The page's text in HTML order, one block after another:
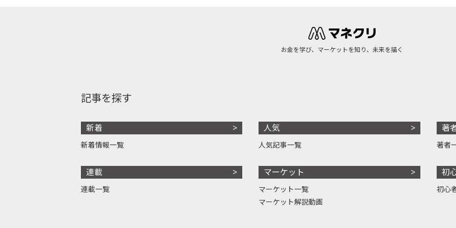
お金を学び、マーケットを知り、未来を描く
記事を探す
新着
新着情報一覧
連載
連載一覧
人気
人気記事一覧
マーケット
マーケット一覧
マーケット解説動画
著
著者
初
初心